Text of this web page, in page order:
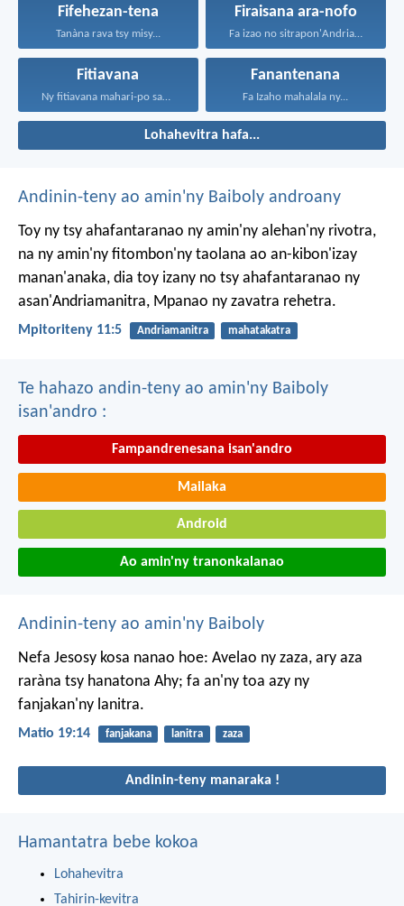
Fifehezan-tena
Tanàna rava tsy misy...
Firaisana ara-nofo
Fa izao no sitrapon'Andriamanitra...
Fitiavana
Ny fitiavana mahari-po sady...
Fanantenana
Fa Izaho mahalala ny...
Lohahevitra hafa...
Andinin-teny ao amin'ny Baiboly androany
Toy ny tsy ahafantaranao ny amin'ny alehan'ny rivotra,
na ny amin'ny fitombon'ny taolana ao an-kibon'izay
manan'anaka, dia toy izany no tsy ahafantaranao ny
asan'Andriamanitra, Mpanao ny zavatra rehetra.
Mpitoriteny 11:5 Andriamanitra mahatakatra
Te hahazo andin-teny ao amin'ny Baiboly
isan'andro :
Fampandrenesana isan'andro
Mailaka
Android
Ao amin'ny tranonkalanao
Andinin-teny ao amin'ny Baiboly
Nefa Jesosy kosa nanao hoe: Avelao ny zaza, ary aza
raràna tsy hanatona Ahy; fa an'ny toa azy ny
fanjakan'ny lanitra.
Matio 19:14 fanjakana lanitra zaza
Andinin-teny manaraka !
Hamantatra bebe kokoa
Lohahevitra
Tahirin-kevitra